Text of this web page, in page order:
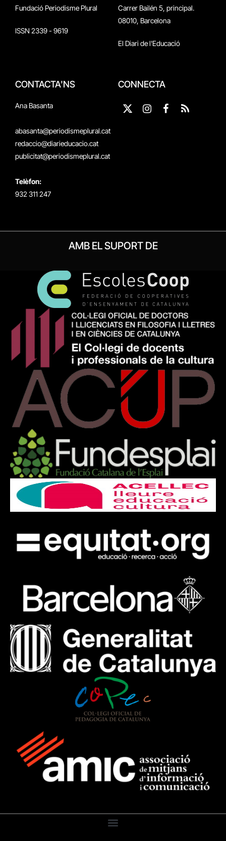
Fundació Periodisme Plural
ISSN 2339 - 9619
Carrer Bailén 5, principal.
08010, Barcelona
El Diari de l'Educació
CONTACTA'NS
Ana Basanta
abasanta@periodismeplural.cat
redaccio@diarieducacio.cat
publicitat@periodismeplural.cat
Telèfon:
932 311 247
CONNECTA
X
Instagram
Facebook
RSS
AMB EL SUPORT DE